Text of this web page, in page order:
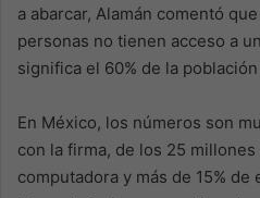
a abarcar, Alamán comentó
personas no tienen acceso a
significa el 60% de la
En México, los números son
con la firma, de los 25
computadora y más de 15%